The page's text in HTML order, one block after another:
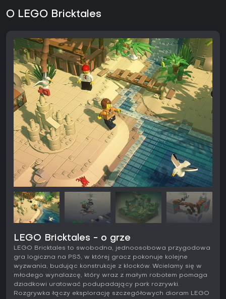
O LEGO Bricktales
LEGO Bricktales - o grze
LEGO Bricktales to swobodna, jednoosobowa przygodowa
gra logiczna na PS5, w której gracz pokonuje kolejne
wyzwania, budując konstrukcje z klocków. Wcielamy się w
młodego wynalazcę, który wraz z małym robotem pomaga
dziadkowi uratować podupadający park rozrywki.
Rozgrywka łączy eksplorację szczegółowych dioram LEGO